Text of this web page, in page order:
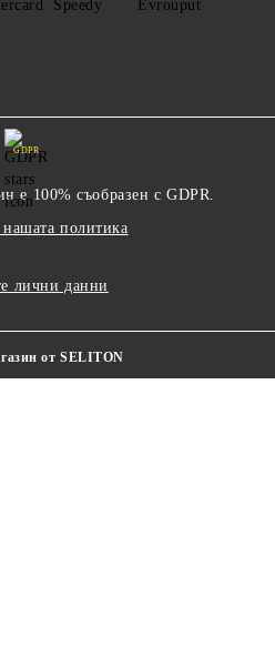
GDPR
е 100% съобразен с GDPR.
нашата политика
лични данни
от SELITON